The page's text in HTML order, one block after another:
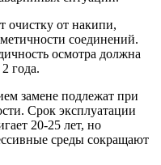
очистку от накипи,
соединений.
осмотра должна
года.
замене подлежат при
Срок эксплуатации
20-25 лет, но
среды сокращают